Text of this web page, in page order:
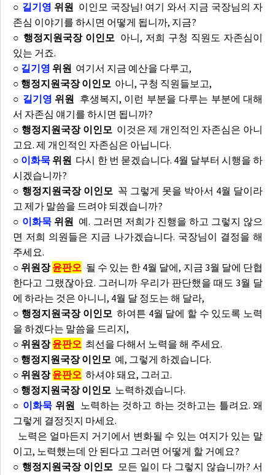
○ 길기영 위원 이인모 국장님! 여기 와서 지금 국장님의 자
존심 이야기를 하시면 어떻게 됩니까, 지금?
○ 행정지원국장 이인모아니, 저희 구청 직원도 자존심이
있는 거죠.
○ 길기영 위원 여기서 지금 예산을 다루고,
○ 행정지원국장 이인모 아니, 구청 직원들보고,
○ 길기영 위원 후생복지, 이런 부분을 다루는 부분에 대해
서 자존심 얘기를 하시면 됩니까?
○ 행정지원국장 이인모이것은 제 개인적인 자존심은 아니
고요. 제 개인적인 자존심은 아닙니다.
○ 이화묵 위원 다시 한 번 묻겠습니다. 4월 달부터 시행을 하
시겠습니까?
○ 행정지원국장 이인모 꼭 그렇게 못을 박아서 4월 달이라
고 제가 말씀을 드려야 되겠습니까?
○ 이화묵 위원 예. 그러면 저희가 진행을 하고 그렇지 않으
면 저희 의원들은 지금 나가겠습니다. 국장님이 결정을 해
주세요.
○ 위원장윤판오 될 수 있는 한 4월 달에, 지금 3월 달에 단협
한다고 그랬잖아요. 그러니까 우리가 판단했을 때도 3월 달
에 하라는 것은 아니니, 4월 달 정도는 해 달라,
○ 행정지원국장 이인모하여튼 4월 달에 할 수 있도록 노력
을 하겠다는 말씀을 드리지,
○ 위원장윤판오 최선을 다해서 노력을 해 주세요.
○ 행정지원국장 이인모 예, 그렇게 하겠습니다.
○ 위원장윤판오 하셔야 돼요, 그러고.
○ 행정지원국장 이인모 노력하겠습니다.
○ 이화묵 위원 노력하는 것하고 하는 것하고는 틀려요. 왜
그렇게 결정짓지 마세요.
노력은 얼마든지 거기에서 변화될 수 있는 여지가 있는 말
이고, 노력했는데 안 된다고 그러면 어떻게 할 거예요?
○ 행정지원국장 이인모 모든 일이 다 그렇지 않습니까? 서